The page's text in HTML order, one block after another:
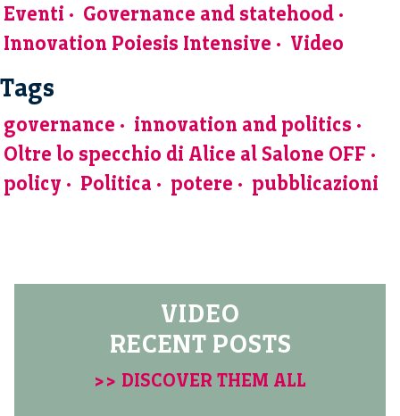
Eventi
Governance and statehood
Innovation Poiesis Intensive
Video
Tags
governance
innovation and politics
Oltre lo specchio di Alice al Salone OFF
policy
Politica potere pubblicazioni
VIDEO
RECENT POSTS
>> DISCOVER THEM ALL